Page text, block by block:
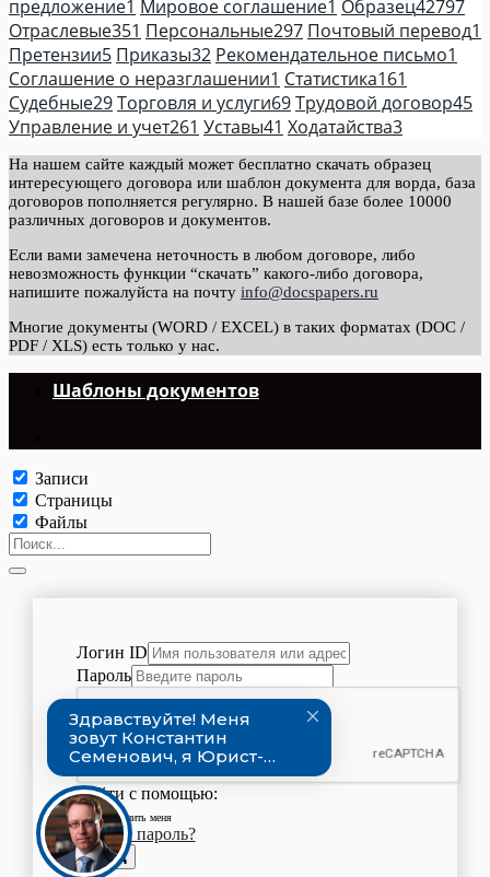
предложение1 Мировое соглашение1 Образец42797
Отраслевые351 Персональные297 Почтовый перевод1
Претензии5 Приказы32 Рекомендательное письмо1
Соглашение о неразглашении1 Статистика161
Судебные29Торговля и услуги69Трудовой договор45
Управление и учет261 Уставы41 Ходатайства3
На нашем сайте каждый может бесплатно скачать образец
интересующего договора или шаблон документа для ворда, база
договоров пополняется регулярно. В нашей базе более 10000
различных договоров и документов.
Если вами замечена неточность в любом договоре, либо
невозможность функции “скачать” какого-либо договора,
напишите пожалуйста на почту info@docspapers.ru
Многие документы (WORD / EXCEL) в таких форматах (DOC /
PDF / XLS) есть только у нас.
Шаблоны документов
Записи
Страницы
Файлы
Логин ID
Пароль
Войти с помощью:
Запомнить меня
Забыли пароль?
Вход